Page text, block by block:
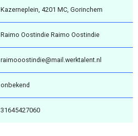
Kazerneplein, 4201 MC, Gorinchem
Raimo Oostindie Raimo Oostindie
raimooostindie@mail.werktalent.nl
onbekend
31645427060